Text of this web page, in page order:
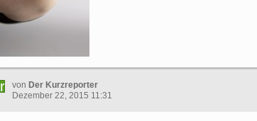
von Der Kurzreporter
Dezember 22, 2015 11:31